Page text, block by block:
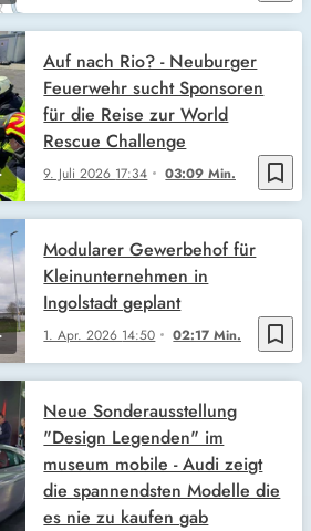
bookmark_border
9. Juli 2026 17:34 03:09 Min.
Auf nach Rio? - Neuburger
Feuerwehr sucht Sponsoren
für die Reise zur World
Rescue Challenge
bookmark_border
1. Apr. 2026 14:50 02:17 Min.
Modularer Gewerbehof für
Kleinunternehmen in
Ingolstadt geplant
Neue Sonderausstellung
"Design Legenden" im
museum mobile - Audi zeigt
die spannendsten Modelle die
es nie zu kaufen gab